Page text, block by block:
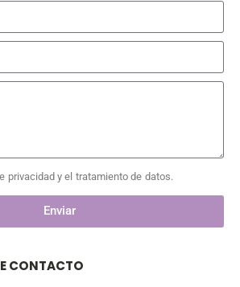
privacidad y el tratamiento de datos.
Enviar
CONTACTO